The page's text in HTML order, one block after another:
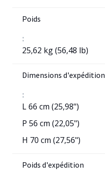
Poids
:
25,62 kg (56,48 lb)
Dimensions d'expédition
:
L 66 cm (25,98")
P 56 cm (22,05")
H 70 cm (27,56")
Poids d'expédition